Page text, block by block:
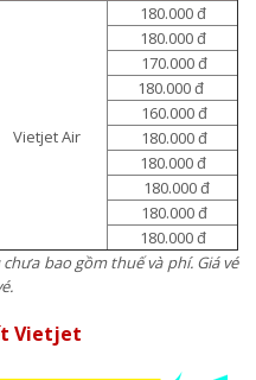
Vietjet Air
180.000 đ
180.000 đ
170.000 đ
180.000 đ
160.000 đ
180.000 đ
180.000 đ
180.000 đ
180.000 đ
180.000 đ
bao gồm thuế và phí. Giá vé
Vietjet